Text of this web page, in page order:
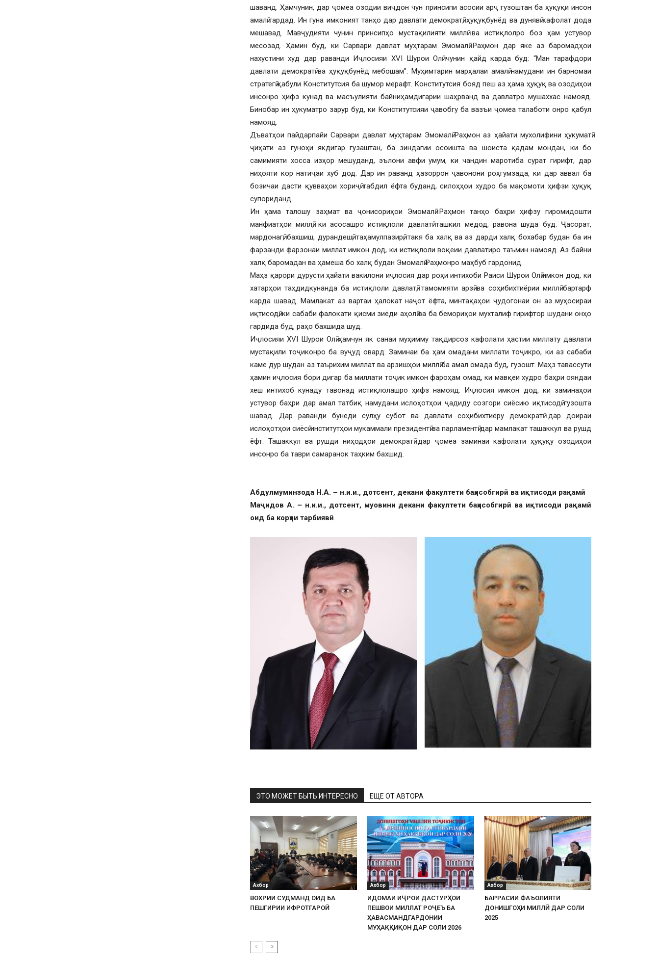
шаванд. Ҳамчунин, дар ҷомеа озодии виҷдон чун принсипи асосии арҷ гузоштан ба ҳуқуқи инсон
амалӣ гардад. Ин гуна имконият танҳо дар давлати демократӣ, ҳуқуқбунёд ва дунявӣ кафолат дода
мешавад. Мавҷудияти чунин принсипҳо мустақилияти миллӣ ва истиқлолро боз ҳам устувор
месозад. Ҳамин буд, ки Сарвари давлат муҳтарам Эмомалӣ Раҳмон дар яке аз баромадҳои
нахустини худ дар раванди Иҷлосияи XVI Шурои Олӣ чунин қайд карда буд: “Ман тарафдори
давлати демократӣ ва ҳуқуқбунёд мебошам”. Муҳимтарин марҳалаи амалӣ намудани ин барномаи
стратегӣ қабули Конститутсия ба шумор мерафт. Конститутсия бояд пеш аз ҳама ҳуқуқ ва озодиҳои
инсонро ҳифз кунад ва масъулияти байниҳамдигарии шаҳрванд ва давлатро мушаххас намояд.
Бинобар ин ҳукуматро зарур буд, ки Конститутсияи ҷавобгу ба вазъи ҷомеа талаботи онро қабул
намояд.
Дъватҳои пайдарпайи Сарвари давлат муҳтарам Эмомалӣ Раҳмон аз ҳайати мухолифини ҳукуматӣ
ҷиҳати аз гуноҳи якдигар гузаштан, ба зиндагии осоишта ва шоиста қадам мондан, ки бо
самимияти хосса изҳор мешуданд, эълони авфи умум, ки чандин маротиба сурат гирифт, дар
ниҳояти кор натиҷаи хуб дод. Дар ин раванд ҳазоррон ҷавонони роҳгумзада, ки дар аввал ба
бозичаи дасти қувваҳои хориҷӣ табдил ёфта буданд, силоҳҳои худро ба мақомоти ҳифзи ҳуқуқ
супориданд.
Ин ҳама талошу заҳмат ва ҷонисориҳои Эмомалӣ Раҳмон танҳо баҳри ҳифзу гиромидошти
манфиатҳои миллӣ, ки асосашро истиқлоли давлатӣ ташкил медод, равона шуда буд. Ҷасорат,
мардонагӣ, бахшиш, дурандешӣ, таҳамулпазирӣ, такя ба халқ ва аз дарди халқ бохабар будан ба ин
фарзанди фарзонаи миллат имкон дод, ки истиқлоли воқеии давлатиро таъмин намояд. Аз байни
халқ баромадан ва ҳамеша бо халқ будан Эмомалӣ Раҳмонро маҳбуб гардонид.
Маҳз қарори дурусти ҳайати вакилони иҷлосия дар роҳи интихоби Раиси Шурои Олӣ имкон дод, ки
хатарҳои таҳдидкунанда ба истиқлоли давлатӣ, тамомияти арзӣ ва соҳибихтиёрии миллӣ бартарф
карда шавад. Мамлакат аз вартаи ҳалокат наҷот ёфта, минтақаҳои ҷудогонаи он аз муҳосираи
иқтисодӣ, ки сабаби фалокати қисми зиёди аҳолӣ ва ба бемориҳои мухталиф гирифтор шудани онҳо
гардида буд, раҳо бахшида шуд.
Иҷлосияи XVI Шурои Олӣ ҳамчун як санаи муҳимму тақдирсоз кафолати ҳастии миллату давлати
мустақили тоҷиконро ба вуҷуд овард. Заминаи ба ҳам омадани миллати тоҷикро, ки аз сабаби
каме дур шудан аз таърихим миллат ва арзишҳои миллӣ ба амал омада буд, гузошт. Маҳз тавассути
ҳамин иҷлосия бори дигар ба миллати тоҷик имкон фароҳам омад, ки мавқеи худро баҳри ояндаи
хеш интихоб кунаду тавонад истиқлолашро ҳифз намояд. Иҷлосия имкон дод, ки заминаҳои
устувор баҳри дар амал татбиқ намудани ислоҳотҳои ҷадиду созгори сиёсию иқтисодӣ гузошта
шавад. Дар раванди бунёди сулҳу субот ва давлати соҳибихтиёру демократӣ дар доираи
ислоҳотҳои сиёсӣ институтҳои мукаммали президентӣ ва парламентӣ дар мамлакат ташаккул ва рушд
ёфт. Ташаккул ва рушди ниҳодҳои демократӣ дар ҷомеа заминаи кафолати ҳуқуқу озодиҳои
инсонро ба таври самаранок таҳким бахшид.
Абдулмуминзода Н.А. – н.и.и., дотсент, декани факултети баҳисобгирӣ ва иқтисоди рақамӣ
Маҷидов А. – н.и.и., дотсент, муовини декани факултети баҳисобгирӣ ва иқтисоди рақамӣ
оид ба корҳои тарбиявӣ
ЭТО МОЖЕТ БЫТЬ ИНТЕРЕСНО ЕЩЕ ОТ АВТОРА
Ахбор
ВОХӮРИИ СУДМАНД ОИД БА
ПЕШГИРИИ ИФРОТГАРОӢ
Ахбор
ИДОМАИ ИҶРОИ ДАСТУРҲОИ
ПЕШВОИ МИЛЛАТ РОҶЕЪ БА
ҲАВАСМАНДГАРДОНИИ
МУҲАҚҚИҚОН ДАР СОЛИ 2026
Ахбор
БАРРАСИИ ФАЪОЛИЯТИ
ДОНИШГОҲИ МИЛЛӢ ДАР СОЛИ
2025